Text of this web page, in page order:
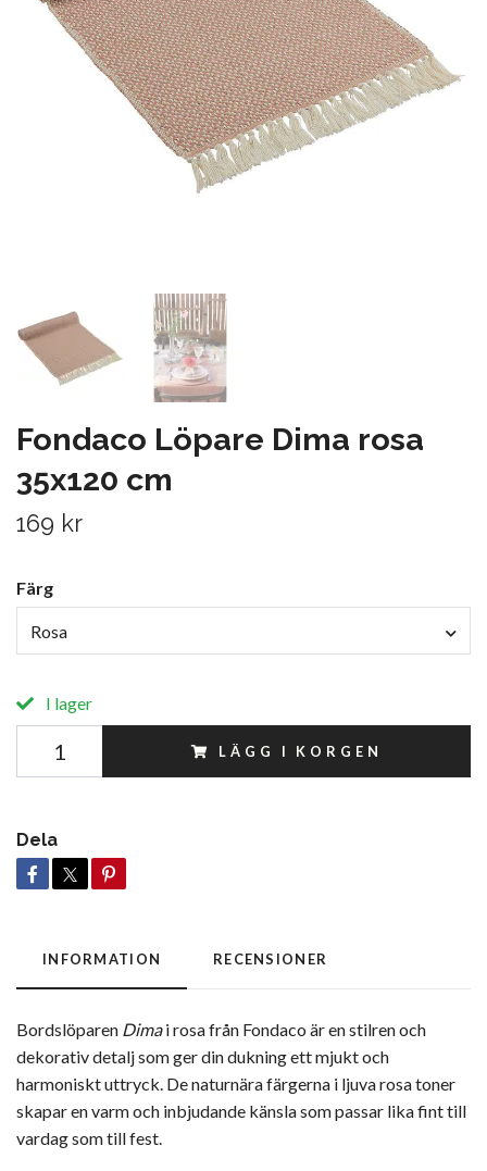
Fondaco Löpare Dima rosa
35x120 cm
169 kr
Färg
Rosa
I lager
LÄGG I KORGEN
Dela
INFORMATION RECENSIONER
Bordslöparen Dimai rosa från Fondaco är en stilren och
dekorativ detalj som ger din dukning ett mjukt och
harmoniskt uttryck. De naturnära färgerna i ljuva rosa toner
skapar en varm och inbjudande känsla som passar lika fint till
vardag som till fest.